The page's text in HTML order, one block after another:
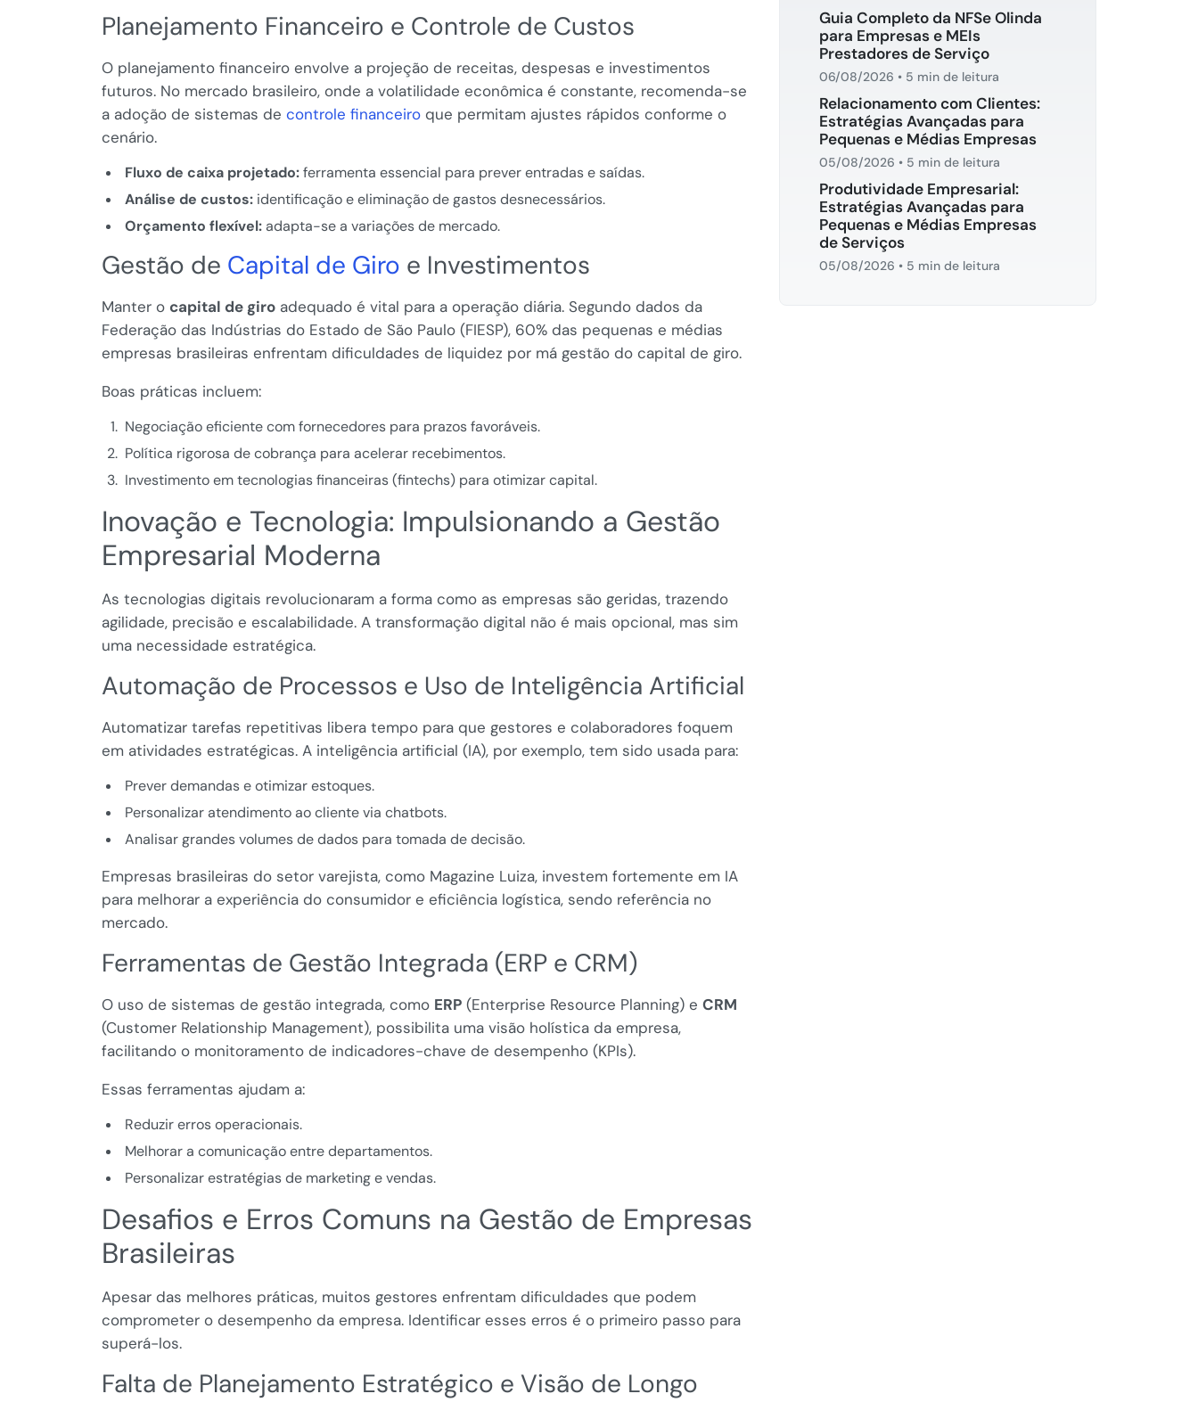
Planejamento Financeiro e Controle de Custos
O planejamento financeiro envolve a projeção de receitas, despesas e investimentos
futuros. No mercado brasileiro, onde a volatilidade econômica é constante, recomenda-se
a adoção de sistemas de controle financeiro que permitam ajustes rápidos conforme o
cenário.
Fluxo de caixa projetado:ferramenta essencial para prever entradas e saídas.
Análise de custos:identificação e eliminação de gastos desnecessários.
Orçamento flexível:adapta-se a variações de mercado.
Gestão de Capital de Giro e Investimentos
Manter o capital de giro adequado é vital para a operação diária. Segundo dados da
Federação das Indústrias do Estado de São Paulo (FIESP), 60% das pequenas e médias
empresas brasileiras enfrentam dificuldades de liquidez por má gestão do capital de giro.
Boas práticas incluem:
Negociação eficiente com fornecedores para prazos favoráveis.
Política rigorosa de cobrança para acelerar recebimentos.
Investimento em tecnologias financeiras (fintechs) para otimizar capital.
Inovação e Tecnologia: Impulsionando a Gestão
Empresarial Moderna
As tecnologias digitais revolucionaram a forma como as empresas são geridas, trazendo
agilidade, precisão e escalabilidade. A transformação digital não é mais opcional, mas sim
uma necessidade estratégica.
Automação de Processos e Uso de Inteligência Artificial
Automatizar tarefas repetitivas libera tempo para que gestores e colaboradores foquem
em atividades estratégicas. A inteligência artificial (IA), por exemplo, tem sido usada para:
Prever demandas e otimizar estoques.
Personalizar atendimento ao cliente via chatbots.
Analisar grandes volumes de dados para tomada de decisão.
Empresas brasileiras do setor varejista, como Magazine Luiza, investem fortemente em IA
para melhorar a experiência do consumidor e eficiência logística, sendo referência no
mercado.
Ferramentas de Gestão Integrada (ERP e CRM)
O uso de sistemas de gestão integrada, como ERP (Enterprise Resource Planning) e CRM
(Customer Relationship Management), possibilita uma visão holística da empresa,
facilitando o monitoramento de indicadores-chave de desempenho (KPIs).
Essas ferramentas ajudam a:
Reduzir erros operacionais.
Melhorar a comunicação entre departamentos.
Personalizar estratégias de marketing e vendas.
Desafios e Erros Comuns na Gestão de Empresas
Brasileiras
Apesar das melhores práticas, muitos gestores enfrentam dificuldades que podem
comprometer o desempenho da empresa. Identificar esses erros é o primeiro passo para
superá-los.
Falta de Planejamento Estratégico e Visão de Longo
Guia Completo da NFSe Olinda
para Empresas e MEIs
Prestadores de Serviço
06/08/2026 • 5 min de leitura
Relacionamento com Clientes:
Estratégias Avançadas para
Pequenas e Médias Empresas
05/08/2026 • 5 min de leitura
Produtividade Empresarial:
Estratégias Avançadas para
Pequenas e Médias Empresas
de Serviços
05/08/2026 • 5 min de leitura